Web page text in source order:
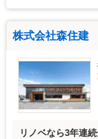
株式会社森住建
リノベなら3年連